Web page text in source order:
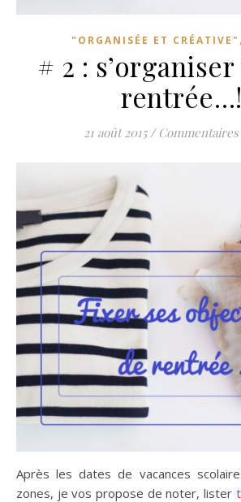
"ORGANISÉE ET CRÉATIVE" ,
# 2 :
rentrée…!
21 août 2015 /
Après les dates de vacances
zones, je vos propose de noter, lister